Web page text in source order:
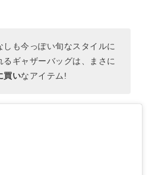
しも今っぽい旬なスタイルに
るギャザーバッグは、まさに
買いなアイテム!